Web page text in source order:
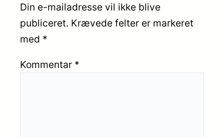
Din e-mailadresse vil ikke blive
publiceret. Krævede felter er markeret
med *
Kommentar *